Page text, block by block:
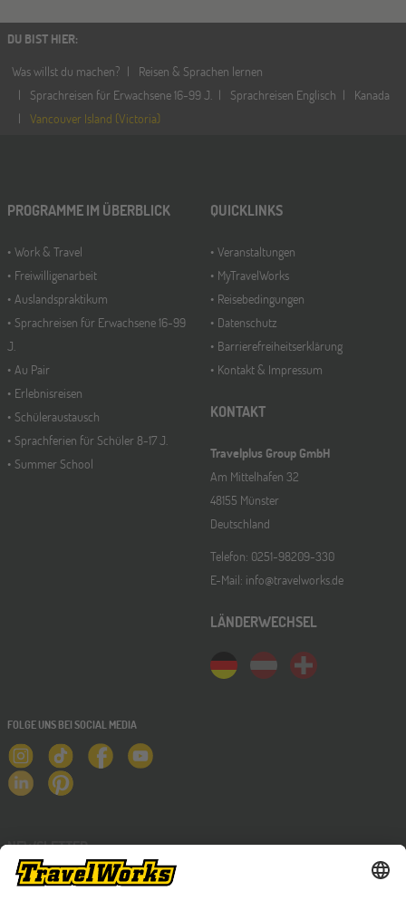
DU BIST HIER:
Was willst du machen?
Reisen & Sprachen lernen
Sprachreisen für Erwachsene 16-99 J.
Sprachreisen Englisch
Kanada
Vancouver Island (Victoria)
PROGRAMME IM ÜBERBLICK
Work & Travel
Freiwilligenarbeit
Auslandspraktikum
Sprachreisen für Erwachsene 16-99
J.
Au Pair
Erlebnisreisen
Schüleraustausch
Sprachferien für Schüler 8-17 J.
Summer School
QUICKLINKS
Veranstaltungen
MyTravelWorks
Reisebedingungen
Datenschutz
Barrierefreiheitserklärung
Kontakt & Impressum
KONTAKT
Travelplus Group GmbH
Am Mittelhafen 32
48155 Münster
Deutschland
Telefon: 0251-98209-330
E-Mail: info@travelworks.de
LÄNDERWECHSEL
FOLGE UNS BEI SOCIAL MEDIA
NEWSLETTER